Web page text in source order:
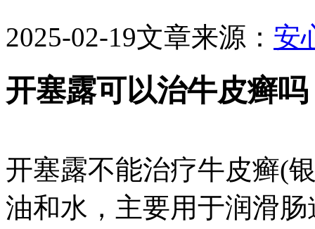
2025-02-19文章来源： 安
开塞露可以治牛皮癣吗
开塞露不能治疗牛皮癣(
油和水，主要用于润滑